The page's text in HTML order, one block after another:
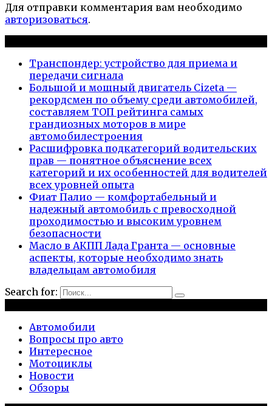
Для отправки комментария вам необходимо
авторизоваться.
Транспондер: устройство для приема и
передачи сигнала
Большой и мощный двигатель Cizeta —
рекордсмен по объему среди автомобилей,
составляем ТОП рейтинга самых
грандиозных моторов в мире
автомобилестроения
Расшифровка подкатегорий водительских
прав — понятное объяснение всех
категорий и их особенностей для водителей
всех уровней опыта
Фиат Палио — комфортабельный и
надежный автомобиль с превосходной
проходимостью и высоким уровнем
безопасности
Масло в АКПП Лада Гранта — основные
аспекты, которые необходимо знать
владельцам автомобиля
Search for:
Автомобили
Вопросы про авто
Интересное
Мотоциклы
Новости
Обзоры